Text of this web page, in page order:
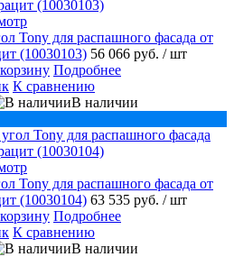
Tony для распашного фасада от
(10030103) 56 066 руб. / шт
Подробнее
К сравнению
В наличии
Tony для распашного фасада от
(10030104) 63 535 руб. / шт
Подробнее
К сравнению
В наличии